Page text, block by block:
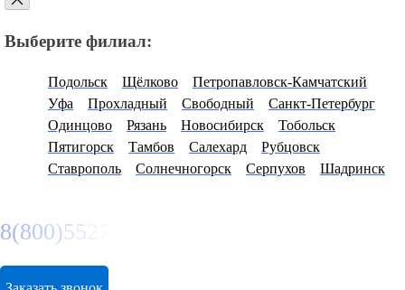
Выберите филиал:
Подольск Щёлково
Петропавловск-Камчатский
Уфа
Прохладный Свободный
Санкт-Петербург
Одинцово
Рязань Новосибирск
Тобольск
Пятигорск
Тамбов Салехард
Рубцовск
Ставрополь
Солнечногорск Серпухов Шадринск
8(800)5527584